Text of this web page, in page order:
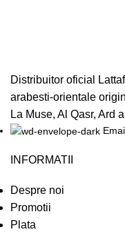
Distribuitor oficial
arabesti-orientale
La Muse, Al Qasr, Ard
INFORMATII
Despre noi
Promotii
Plata